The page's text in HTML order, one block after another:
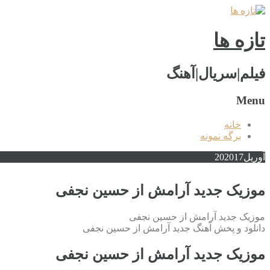
تازه ها
فیلم|سریال|آهنگ
Menu
خانه
برگه نمونه
آوریل 202017
موزیک جدید آرامش از حسین نجفی
موزیک جدید آرامش از حسین نجفی
دانلود و پخش آهنگ جدید آرامش از حسین نجفی
موزیک جدید آرامش از حسین نجفی